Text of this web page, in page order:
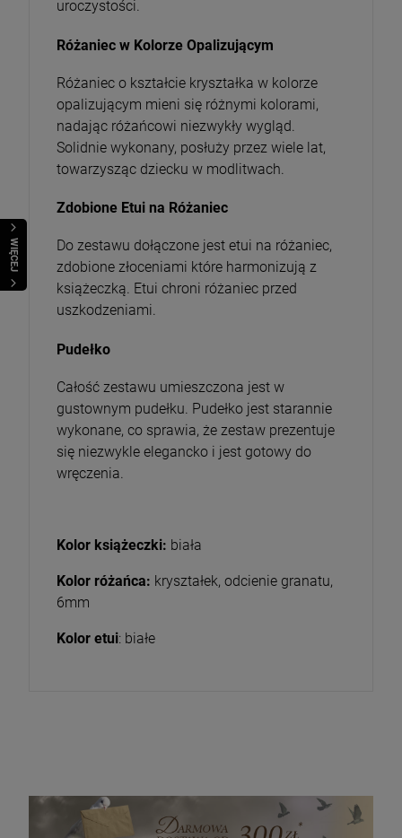
WIĘCEJ
uroczystości.
Różaniec w Kolorze Opalizującym
Różaniec o kształcie kryształka w kolorze
opalizującym mieni się różnymi kolorami,
nadając różańcowi niezwykły wygląd.
Solidnie wykonany, posłuży przez wiele lat,
towarzysząc dziecku w modlitwach.
Zdobione Etui na Różaniec
Do zestawu dołączone jest etui na różaniec,
zdobione złoceniami które harmonizują z
książeczką. Etui chroni różaniec przed
uszkodzeniami.
Pudełko
Całość zestawu umieszczona jest w
gustownym pudełku. Pudełko jest starannie
wykonane, co sprawia, że zestaw prezentuje
się niezwykle elegancko i jest gotowy do
wręczenia.
Kolor książeczki: biała
Kolor różańca: kryształek, odcienie granatu,
6mm
Kolor etui: białe